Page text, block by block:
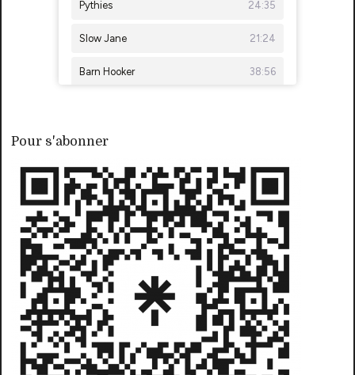
Pour s'abonner